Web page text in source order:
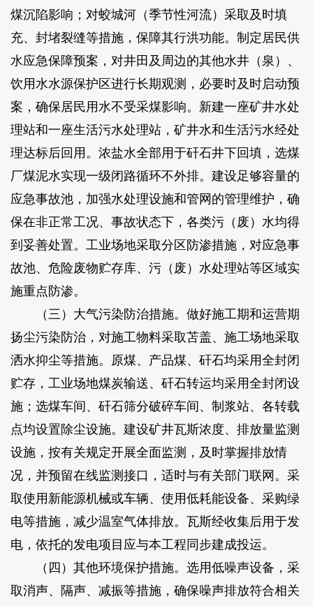
煤沉陷影响；对蛟城河（季节性河流）采取及时填
充、封堵裂缝等措施，保障其行洪功能。制定居民供
水应急保障预案，对井田及周边的其他水井（泉）、
饮用水水源保护区进行长期观测，必要时及时启动预
案，确保居民用水不受采煤影响。新建一座矿井水处
理站和一座生活污水处理站，矿井水和生活污水经处
理达标后回用。浓盐水全部用于矸石井下回填，选煤
厂煤泥水实现一级闭路循环不外排。建设足够容量的
应急事故池，加强水处理设施和管网的管理维护，确
保在非正常工况、事故状态下，各类污（废）水均得
到妥善处置。工业场地采取分区防渗措施，对应急事
故池、危险废物贮存库、污（废）水处理站等区域实
施重点防渗。
（三）大气污染防治措施。做好施工期和运营期
扬尘污染防治，对施工物料采取苫盖、施工场地采取
洒水抑尘等措施。原煤、产品煤、矸石均采用全封闭
贮存，工业场地煤炭输送、矸石转运均采用全封闭设
施；选煤车间、矸石筛分破碎车间、制浆站、各转载
点均设置除尘设施。建设矿井瓦斯浓度、排放量监测
设施，按有关规定开展全面监测，及时掌握排放情
况，并预留在线监测接口，适时与有关部门联网。采
取使用新能源机械或车辆、使用低耗能设备、采购绿
电等措施，减少温室气体排放。瓦斯经收集后用于发
电，依托的发电项目应与本工程同步建成投运。
（四）其他环境保护措施。选用低噪声设备，采
取消声、隔声、减振等措施，确保噪声排放符合相关